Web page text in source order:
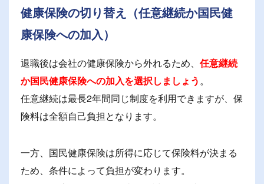
健康保険の切り替え（任意継続か国民健
康保険への加入）
退職後は会社の健康保険から外れるため、 任意継続
か国民健康保険への加入を選択しましょう。
任意継続は最長2年間同じ制度を利用できますが、保
険料は全額自己負担となります。
一方、国民健康保険は所得に応じて保険料が決まる
ため、条件によって負担が変わります。